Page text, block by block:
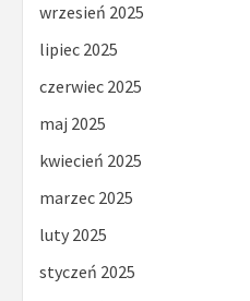
wrzesień 2025
lipiec 2025
czerwiec 2025
maj 2025
kwiecień 2025
marzec 2025
luty 2025
styczeń 2025